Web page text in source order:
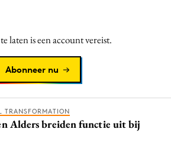
laten is een account vereist.
Abonneer nu
TRANSFORMATION
Alders breiden functie uit bij